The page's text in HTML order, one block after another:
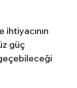
güç